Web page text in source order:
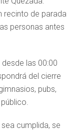
recinto de parada
personas antes
las 00:00
del cierre
pubs,
cumplida, se